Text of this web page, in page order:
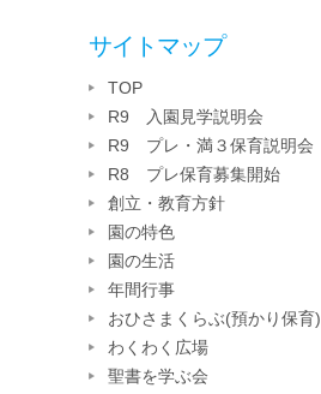
サイトマップ
TOP
R9 入園見学説明会
R9 プレ・満３保育説明会
R8 プレ保育募集開始
創立・教育方針
園の特色
園の生活
年間行事
おひさまくらぶ(預かり保育)
わくわく広場
聖書を学ぶ会